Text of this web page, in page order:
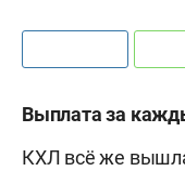
Выплата за
КХЛ всё же